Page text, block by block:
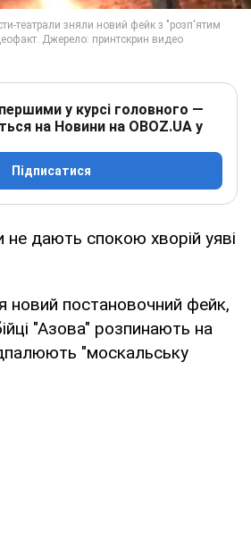
у курсі головного —
на Новини на OBOZ.UA у
Підписатися
не дають спокою хворій уяві
новий постановочний фейк,
"Азова" розпинають на
"москальську